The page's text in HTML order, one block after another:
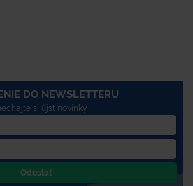
DO NEWSLETTERU
si újsť novinky
Odoslať